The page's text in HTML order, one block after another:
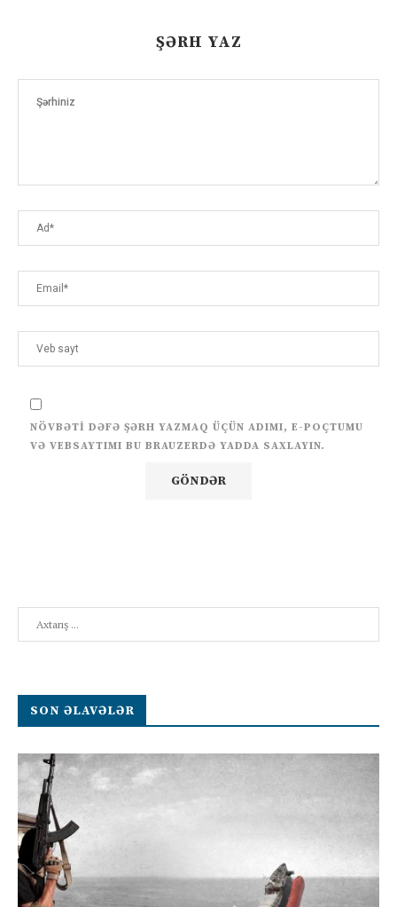
ŞƏRH YAZ
NÖVBƏTI DƏFƏ ŞƏRH YAZMAQ ÜÇÜN ADIMI, E-POÇTUMU
VƏ VEBSAYTIMI BU BRAUZERDƏ YADDA SAXLAYIN.
SON ƏLAVƏLƏR